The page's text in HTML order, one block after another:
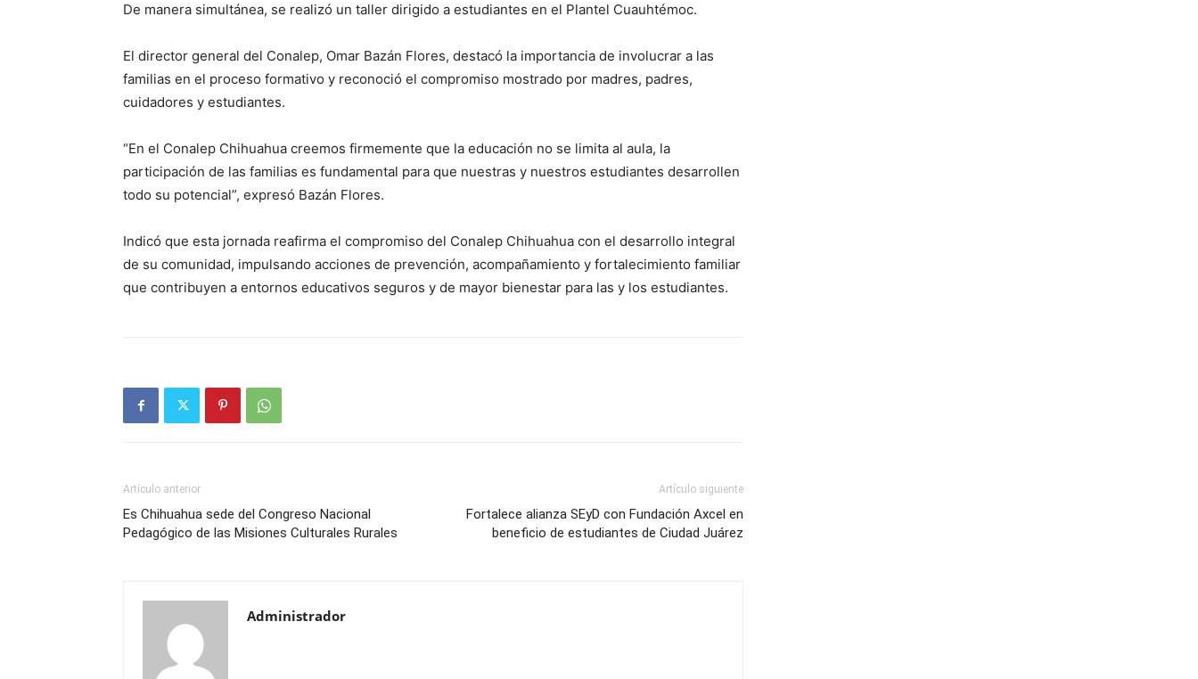
De manera simultánea, se realizó un taller dirigido a estudiantes en el Plantel Cuauhtémoc.
El director general del Conalep, Omar Bazán Flores, destacó la importancia de involucrar a las
familias en el proceso formativo y reconoció el compromiso mostrado por madres, padres,
cuidadores y estudiantes.
“En el Conalep Chihuahua creemos firmemente que la educación no se limita al aula, la
participación de las familias es fundamental para que nuestras y nuestros estudiantes desarrollen
todo su potencial”, expresó Bazán Flores.
Indicó que esta jornada reafirma el compromiso del Conalep Chihuahua con el desarrollo integral
de su comunidad, impulsando acciones de prevención, acompañamiento y fortalecimiento familiar
que contribuyen a entornos educativos seguros y de mayor bienestar para las y los estudiantes.
Artículo anterior
Es Chihuahua sede del Congreso Nacional
Pedagógico de las Misiones Culturales Rurales
Artículo siguiente
Fortalece alianza SEyD con Fundación Axcel en
beneficio de estudiantes de Ciudad Juárez
Administrador